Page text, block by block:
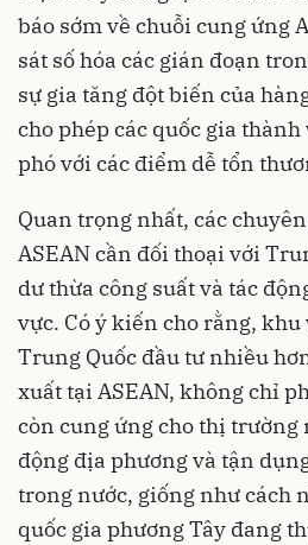
báo sớm về chuỗi cung ứng
sát số hóa các gián đoạn
sự gia tăng đột biến của
cho phép các quốc gia
phó với các điểm dễ tổn
Quan trọng nhất, các
ASEAN cần đối thoại với
dư thừa công suất và tác
vực. Có ý kiến cho rằng,
Trung Quốc đầu tư nhiều
xuất tại ASEAN, không chỉ
còn cung ứng cho thị trường
động địa phương và tận
trong nước, giống như cách
quốc gia phương Tây đang